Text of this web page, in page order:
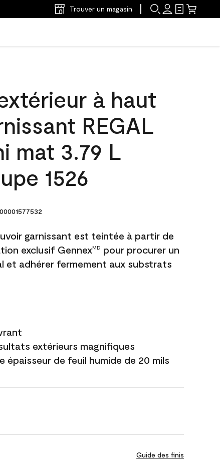
Trouver un magasin
à haut
REGAL
mat 3.79 L
1526
garnissant est teintée à partir de
exclusif GennexMD pour procurer un
et adhérer fermement aux substrats
extérieurs magnifiques
épaisseur de feuil humide de 20 mils
Guide des finis